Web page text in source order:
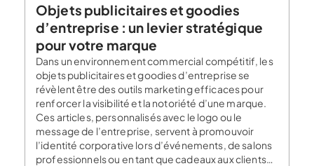
Objets publicitaires et goodies
d’entreprise : un levier stratégique
pour votre marque
Dans un environnement commercial compétitif, les
objets publicitaires et goodies d’entreprise se
révèlent être des outils marketing efficaces pour
renforcer la visibilité et la notoriété d’une marque.
Ces articles, personnalisés avec le logo ou le
message de l’entreprise, servent à promouvoir
l’identité corporative lors d’événements, de salons
professionnels ou en tant que cadeaux aux clients